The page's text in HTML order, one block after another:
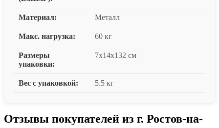
Материал: Металл
Макс. нагрузка: 60 кг
Размеры
упаковки:
7x14x132 см
Вес с упаковкой: 5.5 кг
Отзывы покупателей из г. Ростов-на-